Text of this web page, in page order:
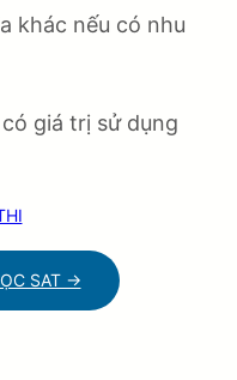
khác nếu có nhu
giá trị sử dụng
SAT →